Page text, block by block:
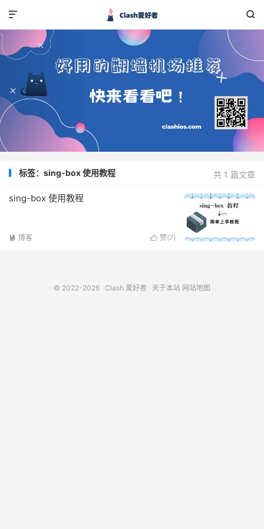


共 1 篇文章
标签：sing-box 使用教程
sing-box 使用教程
 赞(7)
 博客
© 2022-2026 Clash 爱好者 关于本站 网站地图